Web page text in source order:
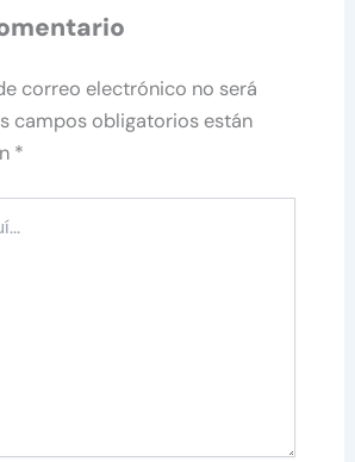
correo electrónico no será
campos obligatorios están
*